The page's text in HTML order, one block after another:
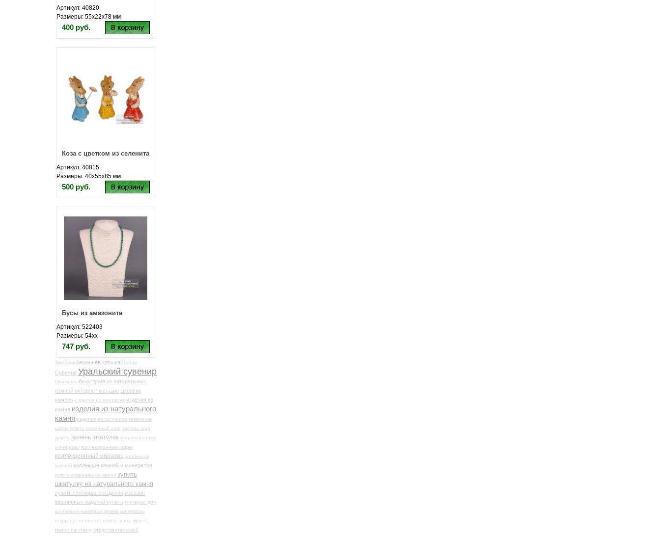
Артикул: 40820
Размеры: 55х22х78 мм
400 руб.
Коза с цветком из селенита
Артикул: 40815
Размеры: 40х55х85 мм
500 руб.
Бусы из амазонита
Артикул: 522403
Размеры: 54хх
747 руб.
Змеевик Каменная крошка Панно
Сувенир Уральский сувенир
Шкатулка бижутерия из натуральных
камней интернет магазин змеевик
камень изделия из змеевика изделия из
камня изделия из натурального
камня изделия из селенита каменные
шары купить каменный шар камень шар
купить камень шкатулка коллекционные
минералы коллекционные шары
коллекционный образец коллекция
камней коллекция камней и минералов
купить сувениры из камня купить
шкатулку из натурального камня
купить ювелирные изделия магазин
ювелирных изделий купить минерал для
коллекции минерал купить минералы
шары натуральные камни шары купить
панно на стену представительский